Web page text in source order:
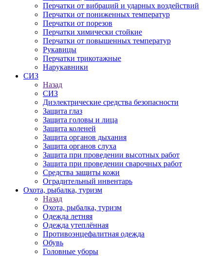
Перчатки от вибраций и ударных воздействий
Перчатки от пониженных температур
Перчатки от порезов
Перчатки химически стойкие
Перчатки от повышенных температур
Рукавицы
Перчатки трикотажные
Нарукавники
СИЗ
Назад
СИЗ
Диэлектрические средства безопасности
Защита глаз
Защита головы и лица
Защита коленей
Защита органов дыхания
Защита органов слуха
Защита при проведении высотных работ
Защита при проведении сварочных работ
Средства защиты кожи
Оградительный инвентарь
Охота, рыбалка, туризм
Назад
Охота, рыбалка, туризм
Одежда летняя
Одежда утеплённая
Противоэнцефалитная одежда
Обувь
Головные уборы